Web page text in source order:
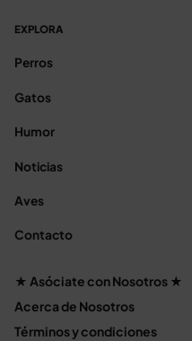
EXPLORA
Perros
Gatos
Humor
Noticias
Aves
Contacto
★ Asóciate con Nosotros ★
Acerca de Nosotros
Términos y condiciones